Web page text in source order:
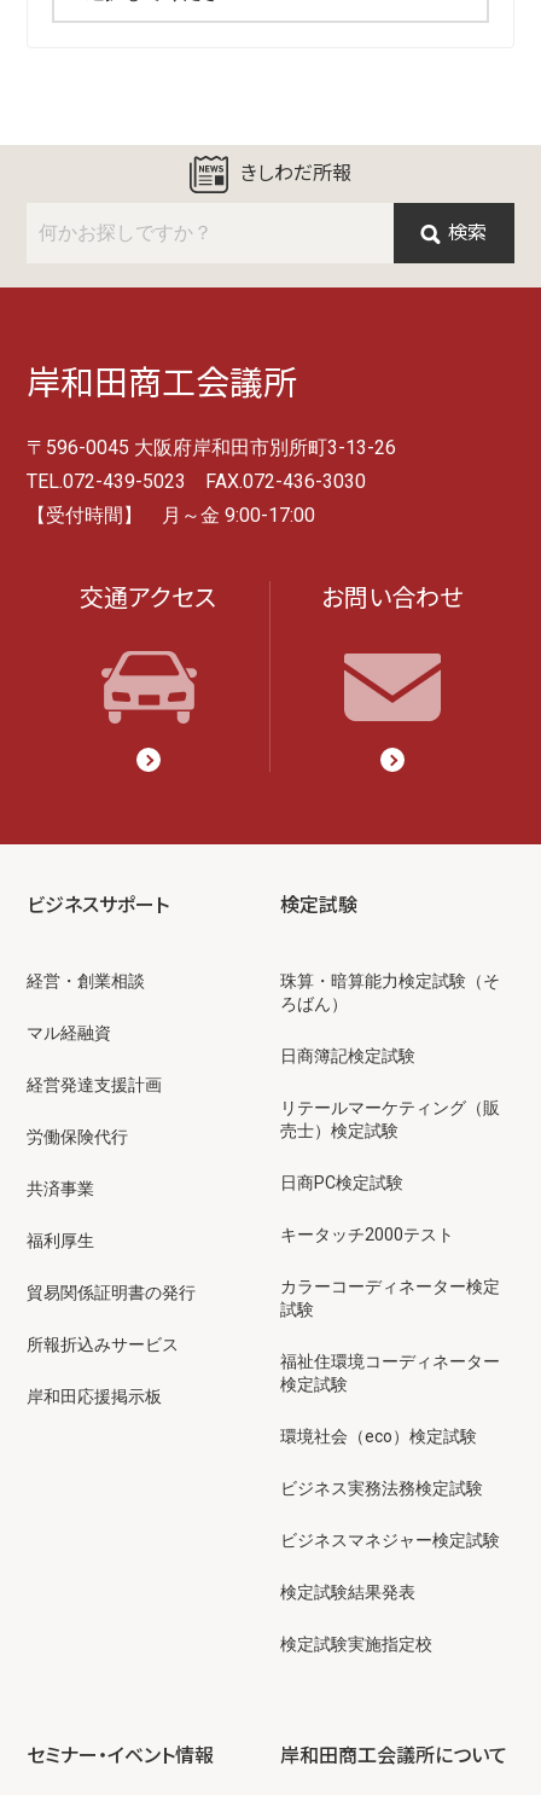
きしわだ所報
検索
岸和田商工会議所
〒596-0045 大阪府岸和田市別所町3-13-26
TEL.072-439-5023 FAX.072-436-3030
【受付時間】 月～金 9:00-17:00
交通アクセス お問い合わせ
ビジネスサポート
経営・創業相談
マル経融資
経営発達支援計画
労働保険代行
共済事業
福利厚生
貿易関係証明書の発行
所報折込みサービス
岸和田応援掲示板
検定試験
珠算・暗算能力検定試験（そ
ろばん）
日商簿記検定試験
リテールマーケティング（販
売士）検定試験
日商PC検定試験
キータッチ2000テスト
カラーコーディネーター検定
試験
福祉住環境コーディネーター
検定試験
環境社会（eco）検定試験
ビジネス実務法務検定試験
ビジネスマネジャー検定試験
検定試験結果発表
検定試験実施指定校
セミナー・イベント情報 岸和田商工会議所について